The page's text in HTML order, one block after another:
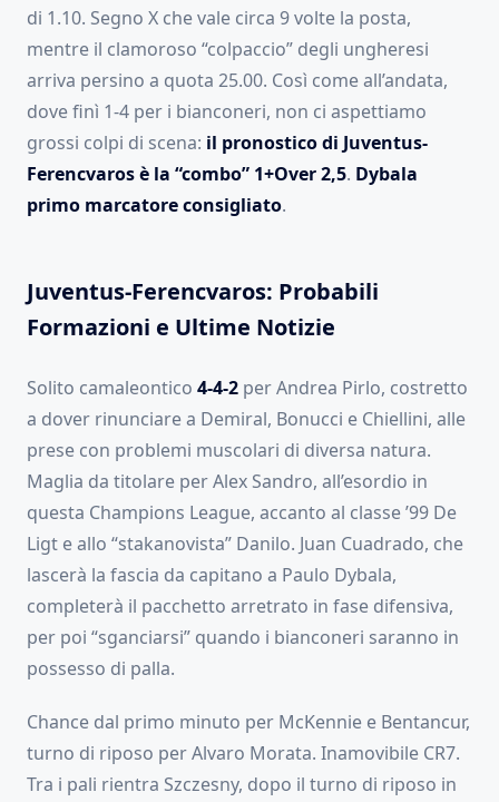
di 1.10. Segno X che vale circa 9 volte la posta,
mentre il clamoroso “colpaccio” degli ungheresi
arriva persino a quota 25.00. Così come all’andata,
dove finì 1-4 per i bianconeri, non ci aspettiamo
grossi colpi di scena: il pronostico di Juventus-
Ferencvaros è la “combo” 1+Over 2,5. Dybala
primo marcatore consigliato.
Juventus-Ferencvaros: Probabili
Formazioni e Ultime Notizie
Solito camaleontico 4-4-2 per Andrea Pirlo, costretto
a dover rinunciare a Demiral, Bonucci e Chiellini, alle
prese con problemi muscolari di diversa natura.
Maglia da titolare per Alex Sandro, all’esordio in
questa Champions League, accanto al classe ’99 De
Ligt e allo “stakanovista” Danilo. Juan Cuadrado, che
lascerà la fascia da capitano a Paulo Dybala,
completerà il pacchetto arretrato in fase difensiva,
per poi “sganciarsi” quando i bianconeri saranno in
possesso di palla.
Chance dal primo minuto per McKennie e Bentancur,
turno di riposo per Alvaro Morata. Inamovibile CR7.
Tra i pali rientra Szczesny, dopo il turno di riposo in